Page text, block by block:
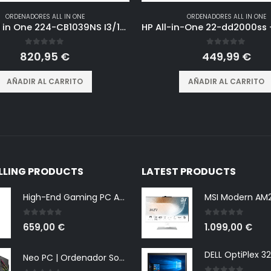
ORDENADORES ALL IN ONE
HP PC All in One 224-CB1039NS I3/1215G4/8GB/512SSD/23.8 Pulgadas/W11 Home Tactil
0out of 5
820,95 €
AÑADIR AL CARRITO
ORDENADORES ALL IN ONE
out of 5
449,99 €
AÑADIR AL CARRITO
PRODUCTS
High-End Gaming PC AMD Ryzen 5 5500 6X 4.2 GHz, NVIDIA RTX 3050 8GB, 16 GB DDR4, 240GB SSD + 1000 GB HDD, Windows 11 Pro 64bit
0out of 5
659,00 €
Neo PC | Ordenador Sobremesa Gaming (AMD Am4 Ryzen 5 4600G 4.2ghz | Disco 480 SSD + 1TB HDD | RAM 16 GB DDR4 + Monitor 27" + Teclado Y Raton| Win 11| WI-FI | HDMI)
LATEST PRODUCTS
0 out of 5
1.099,00 €